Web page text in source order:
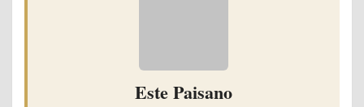
Este Paisano